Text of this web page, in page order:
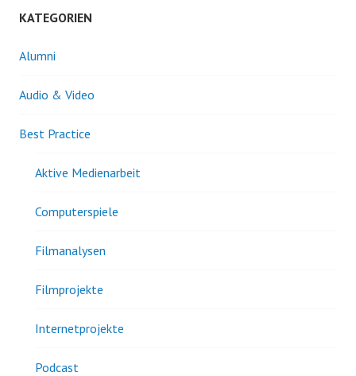
KATEGORIEN
Alumni
Audio & Video
Best Practice
Aktive Medienarbeit
Computerspiele
Filmanalysen
Filmprojekte
Internetprojekte
Podcast